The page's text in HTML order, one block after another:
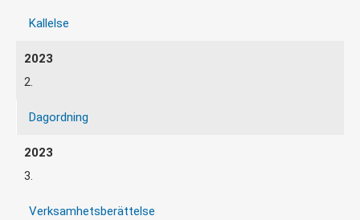
Kallelse
2.
Dagordning
3.
Verksamhetsberättelse